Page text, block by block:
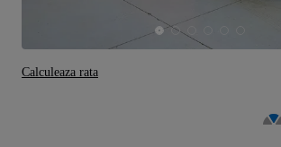
Calculeaza rata